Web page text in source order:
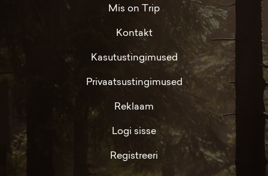
Mis on Trip
Kontakt
Kasutustingimused
Privaatsustingimused
Reklaam
Logi sisse
Registreeri